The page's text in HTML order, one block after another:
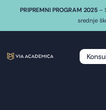
PRIPREMNI PROGRAM 2025 –
srednje